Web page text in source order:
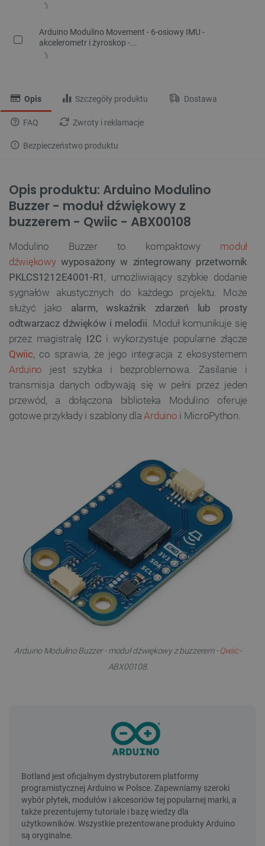
Arduino Modulino Movement - 6-osiowy IMU -
akcelerometr i żyroskop -...
Opis Szczegóły produktu Dostawa
FAQ Zwroty i reklamacje
Bezpieczeństwo produktu
Opis produktu: Arduino Modulino
Buzzer - moduł dźwiękowy z
buzzerem - Qwiic - ABX00108
Modulino Buzzer to kompaktowy moduł
dźwiękowywyposażony w zintegrowany przetwornik
PKLCS1212E4001-R1 , umożliwiający szybkie dodanie
sygnałów akustycznych do każdego projektu. Może
służyć jako alarm, wskaźnik zdarzeń lub prosty
odtwarzacz dźwięków i melodii. Moduł komunikuje się
przez magistralę I2C i wykorzystuje popularne złącze
Qwiic, co sprawia, że jego integracja z ekosystemem
Arduino jest szybka i bezproblemowa. Zasilanie i
transmisja danych odbywają się w pełni przez jeden
przewód, a dołączona biblioteka Modulino oferuje
gotowe przykłady i szablony dlaArduino i MicroPython.
Arduino Modulino Buzzer - moduł dźwiękowy z buzzerem -Qwiic-
ABX00108.